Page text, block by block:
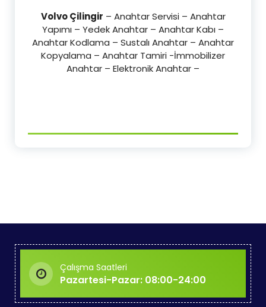
Volvo Çilingir – Anahtar Servisi – Anahtar
Yapımı – Yedek Anahtar – Anahtar Kabı –
Anahtar Kodlama – Sustalı Anahtar – Anahtar
Kopyalama – Anahtar Tamiri -İmmobilizer
Anahtar – Elektronik Anahtar –
Çalışma Saatleri
Pazartesi-Pazar: 08:00-24:00